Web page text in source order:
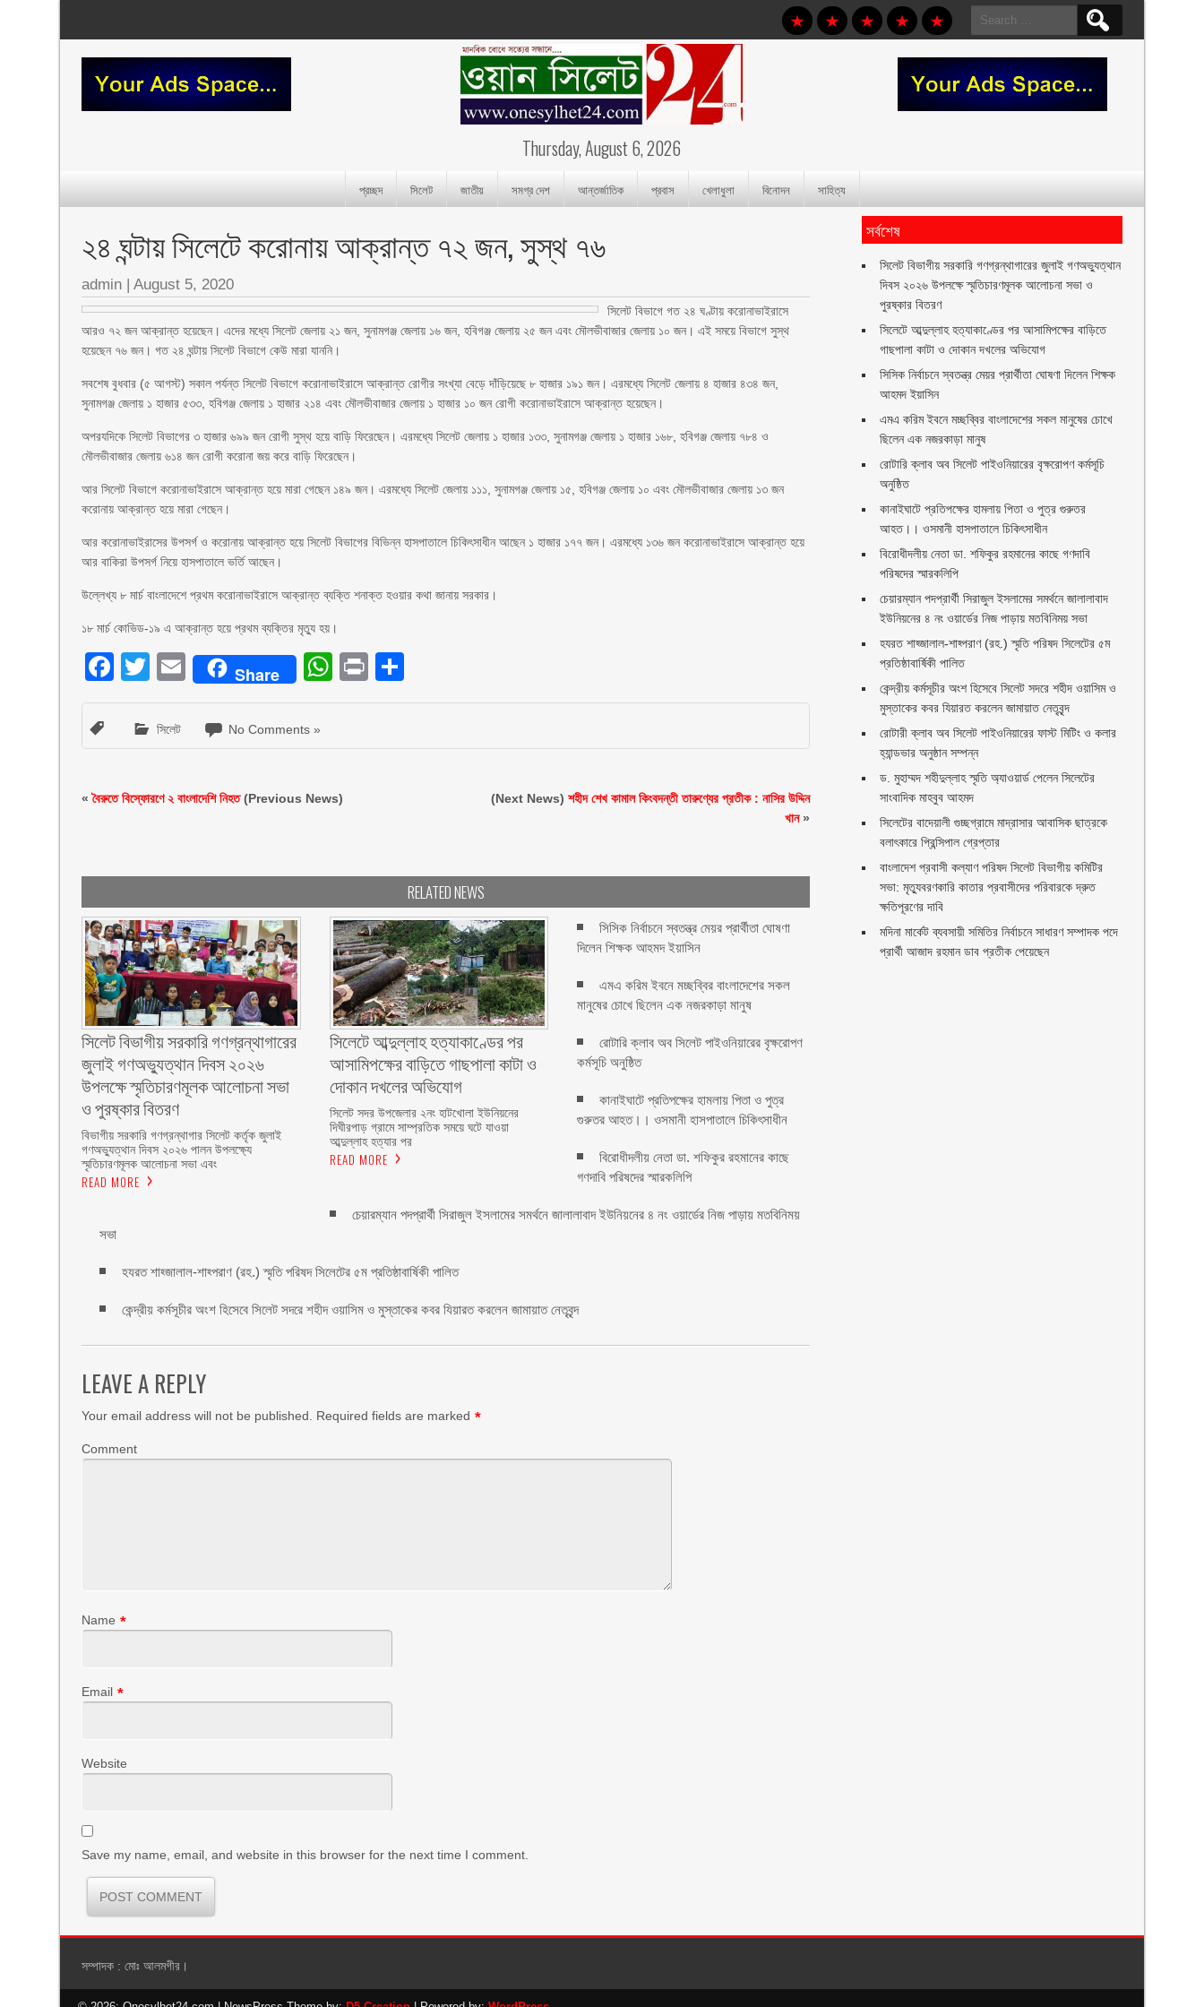
Search
for:
Thursday, August 6, 2026
প্রচ্ছদ সিলেট জাতীয় সমগ্র দেশ আন্তর্জাতিক প্রবাস খেলাধুলা বিনোদন সাহিত্য
২৪ ঘন্টায় সিলেটে করোনায় আক্রান্ত ৭২ জন, সুস্থ ৭৬
admin |August 5, 2020
সিলেট বিভাগে গত ২৪ ঘণ্টায় করোনাভাইরাসে
আরও ৭২ জন আক্রান্ত হয়েছেন। এদের মধ্যে সিলেট জেলায় ২১ জন, সুনামগঞ্জ জেলায় ১৬ জন, হবিগঞ্জ জেলায় ২৫ জন এবং মৌলভীবাজার জেলায় ১০ জন। এই সময়ে বিভাগে সুস্থ
হয়েছেন ৭৬ জন। গত ২৪ ঘন্টায় সিলেট বিভাগে কেউ মারা যাননি।
সবশেষ বুধবার (৫ আগস্ট) সকাল পর্যন্ত সিলেট বিভাগে করোনাভাইরাসে আক্রান্ত রোগীর সংখ্যা বেড়ে দাঁড়িয়েছে ৮ হাজার ১৯১ জন। এরমধ্যে সিলেট জেলায় ৪ হাজার ৪৩৪ জন,
সুনামগঞ্জ জেলায় ১ হাজার ৫৩৩, হবিগঞ্জ জেলায় ১ হাজার ২১৪ এবং মৌলভীবাজার জেলায় ১ হাজার ১০ জন রোগী করোনাভাইরাসে আক্রান্ত হয়েছেন।
অপরযদিকে সিলেট বিভাগের ৩ হাজার ৬৯৯ জন রোগী সুস্থ হয়ে বাড়ি ফিরেছেন। এরমধ্যে সিলেট জেলায় ১ হাজার ১৩৩, সুনামগঞ্জ জেলায় ১ হাজার ১৬৮, হবিগঞ্জ জেলায় ৭৮৪ ও
মৌলভীবাজার জেলায় ৬১৪ জন রোগী করোনা জয় করে বাড়ি ফিরেছেন।
আর সিলেট বিভাগে করোনাভাইরাসে আক্রান্ত হয়ে মারা গেছেন ১৪৯ জন। এরমধ্যে সিলেট জেলায় ১১১, সুনামগঞ্জ জেলায় ১৫, হবিগঞ্জ জেলায় ১০ এবং মৌলভীবাজার জেলায় ১৩ জন
করোনায় আক্রান্ত হয়ে মারা গেছেন।
আর করোনাভাইরাসের উপসর্গ ও করোনায় আক্রান্ত হয়ে সিলেট বিভাগের বিভিন্ন হাসপাতালে চিকিৎসাধীন আছেন ১ হাজার ১৭৭ জন। এরমধ্যে ১৩৬ জন করোনাভাইরাসে আক্রান্ত হয়ে
আর বাকিরা উপসর্গ নিয়ে হাসপাতালে ভর্তি আছেন।
উল্লেখ্য ৮ মার্চ বাংলাদেশে প্রথম করোনাভাইরাসে আক্রান্ত ব্যক্তি শনাক্ত হওয়ার কথা জানায় সরকার।
১৮ মার্চ কোভিড-১৯ এ আক্রান্ত হয়ে প্রথম ব্যক্তির মৃত্যু হয়।
Facebook
Twitter
EmailShare WhatsApp
Print
সিলেট No Comments »
«বৈরুতে বিস্ফোরণে ২ বাংলাদেশি নিহত(Previous News) (Next News)শহীদ শেখ কামাল কিংবদন্তী তারুণ্যের প্রতীক : নাসির উদ্দিন
খান»
RELATED NEWS
সিলেট বিভাগীয় সরকারি গণগ্রন্থাগারের
জুলাই গণঅভ্যুত্থান দিবস ২০২৬
উপলক্ষে স্মৃতিচারণমূলক আলোচনা সভা
ও পুরষ্কার বিতরণ ‎ ‎
বিভাগীয় সরকারি গণগ্রন্থাগার সিলেট কর্তৃক জুলাই
গণঅভ্যুত্থান দিবস ২০২৬ পালন উপলক্ষ্যে
স্মৃতিচারণমূলক আলোচনা সভা এবং
READ MORE
সিলেটে আব্দুল্লাহ হত্যাকাণ্ডের পর
আসামিপক্ষের বাড়িতে গাছপালা কাটা ও
দোকান দখলের অভিযোগ
সিলেট সদর উপজেলার ২নং হাটখোলা ইউনিয়নের
দিঘীরপাড় গ্রামে সাম্প্রতিক সময়ে ঘটে যাওয়া
আব্দুল্লাহ হত্যার পর
READ MORE
সিসিক নির্বাচনে স্বতন্ত্র মেয়র প্রার্থীতা ঘোষণা
দিলেন শিক্ষক আহমদ ইয়াসিন
এমএ করিম ইবনে মচ্ছব্বির বাংলাদেশের সকল
মানুষের চোখে ছিলেন এক নজরকাড়া মানুষ ‎
রোটারি ক্লাব অব সিলেট পাইওনিয়ারের বৃক্ষরোপণ
কর্মসূচি অনুষ্ঠিত
কানাইঘাটে প্রতিপক্ষের হামলায় পিতা ও পুত্র
গুরুতর আহত।। ওসমানী হাসপাতালে চিকিৎসাধীন
বিরোধীদলীয় নেতা ডা. শফিকুর রহমানের কাছে
গণদাবি পরিষদের স্মারকলিপি ‎
চেয়ারম্যান পদপ্রার্থী সিরাজুল ইসলামের সমর্থনে জালালাবাদ ইউনিয়নের ৪ নং ওয়ার্ডের নিজ পাড়ায় মতবিনিময়
সভা
হযরত শাহ্জালাল-শাহ্পরাণ (রহ.) স্মৃতি পরিষদ সিলেটের ৫ম প্রতিষ্ঠাবার্ষিকী পালিত ‎​
কেন্দ্রীয় কর্মসূচীর অংশ হিসেবে সিলেট সদরে শহীদ ওয়াসিম ও মুস্তাকের কবর যিয়ারত করলেন জামায়াত নেতৃবৃন্দ ‎
LEAVE A REPLY
Your email address will not be published. Required fields are marked *
Comment
Name *
Email *
Website
Save my name, email, and website in this browser for the next time I comment.
সর্বশেষ
সিলেট বিভাগীয় সরকারি গণগ্রন্থাগারের জুলাই গণঅভ্যুত্থান
দিবস ২০২৬ উপলক্ষে স্মৃতিচারণমূলক আলোচনা সভা ও
পুরষ্কার বিতরণ ‎ ‎
সিলেটে আব্দুল্লাহ হত্যাকাণ্ডের পর আসামিপক্ষের বাড়িতে
গাছপালা কাটা ও দোকান দখলের অভিযোগ
সিসিক নির্বাচনে স্বতন্ত্র মেয়র প্রার্থীতা ঘোষণা দিলেন শিক্ষক
আহমদ ইয়াসিন
এমএ করিম ইবনে মচ্ছব্বির বাংলাদেশের সকল মানুষের চোখে
ছিলেন এক নজরকাড়া মানুষ ‎
রোটারি ক্লাব অব সিলেট পাইওনিয়ারের বৃক্ষরোপণ কর্মসূচি
অনুষ্ঠিত
কানাইঘাটে প্রতিপক্ষের হামলায় পিতা ও পুত্র গুরুতর
আহত।। ওসমানী হাসপাতালে চিকিৎসাধীন
বিরোধীদলীয় নেতা ডা. শফিকুর রহমানের কাছে গণদাবি
পরিষদের স্মারকলিপি ‎
চেয়ারম্যান পদপ্রার্থী সিরাজুল ইসলামের সমর্থনে জালালাবাদ
ইউনিয়নের ৪ নং ওয়ার্ডের নিজ পাড়ায় মতবিনিময় সভা
হযরত শাহ্জালাল-শাহ্পরাণ (রহ.) স্মৃতি পরিষদ সিলেটের ৫ম
প্রতিষ্ঠাবার্ষিকী পালিত ‎​
কেন্দ্রীয় কর্মসূচীর অংশ হিসেবে সিলেট সদরে শহীদ ওয়াসিম ও
মুস্তাকের কবর যিয়ারত করলেন জামায়াত নেতৃবৃন্দ ‎
রোটারী ক্লাব অব সিলেট পাইওনিয়ারের ফাস্ট মিটিং ও কলার
হ্যান্ডভার অনুষ্ঠান সম্পন্ন
ড. মুহাম্মদ শহীদুল্লাহ স্মৃতি অ্যাওয়ার্ড পেলেন সিলেটের
সাংবাদিক মাহবুব আহমদ
সিলেটের বাদেয়ালী গুচ্ছগ্রামে মাদ্রাসার আবাসিক ছাত্রকে
বলাৎকারে প্রিন্সিপাল গ্রেপ্তার ‎
বাংলাদেশ প্রবাসী কল্যাণ পরিষদ সিলেট বিভাগীয় কমিটির
সভা: মৃত্যুবরণকারি কাতার প্রবাসীদের পরিবারকে দ্রুত
ক্ষতিপূরণের দাবি
মদিনা মার্কেট ব্যবসায়ী সমিতির নির্বাচনে সাধারণ সম্পাদক পদে
প্রার্থী আজাদ রহমান ডাব প্রতীক পেয়েছেন ‎
সম্পাদক : মোঃ আলমগীর।